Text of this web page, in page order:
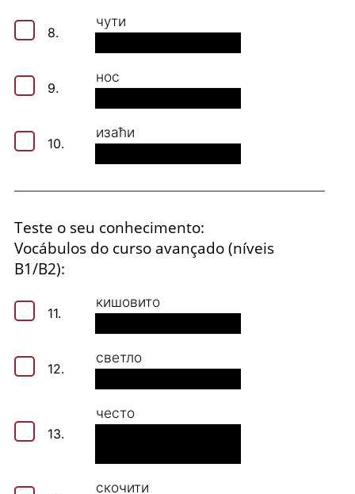
8.
чути
9.
нос
10.
изаћи
Teste o seu conhecimento:
Vocábulos do curso avançado (níveis
B1/B2):
11.
кишовито
12.
светло
13.
често
скочити